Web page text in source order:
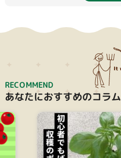
RECOMMEND
あなたにおすすめのコラム